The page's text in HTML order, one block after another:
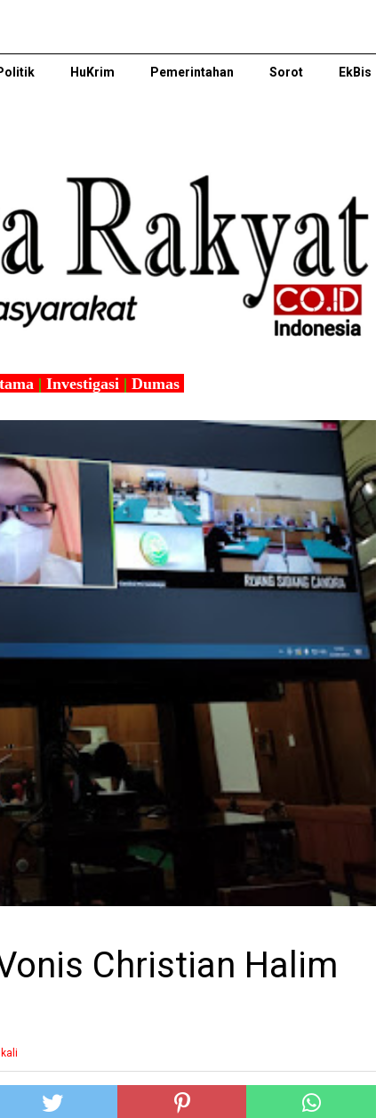
HuKrim Pemerintahan Sorot EkBis
| Investigasi | Dumas
Christian Halim
kali